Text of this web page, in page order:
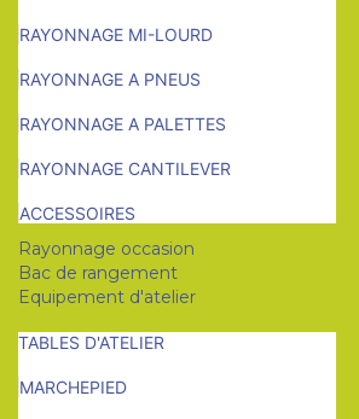
RAYONNAGE MI-LOURD
RAYONNAGE A PNEUS
RAYONNAGE A PALETTES
RAYONNAGE CANTILEVER
ACCESSOIRES
Rayonnage occasion
Bac de rangement
Equipement d'atelier
TABLES D'ATELIER
MARCHEPIED